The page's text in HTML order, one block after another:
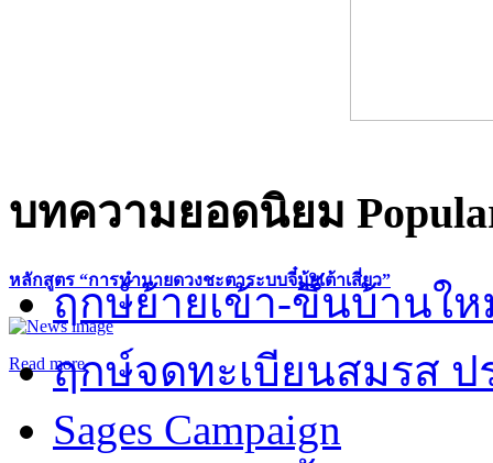
หลักสูตร “การทำนายดวงชะตาระบบจี๋มุ้ยเต้าเสี่ยว”
Read more
บทความยอดนิยม
ฤกษ์ย้ายเข้า-ขึ้นบ้านให
ฤกษ์จดทะเบียนสมรส ป
Sages Campaign